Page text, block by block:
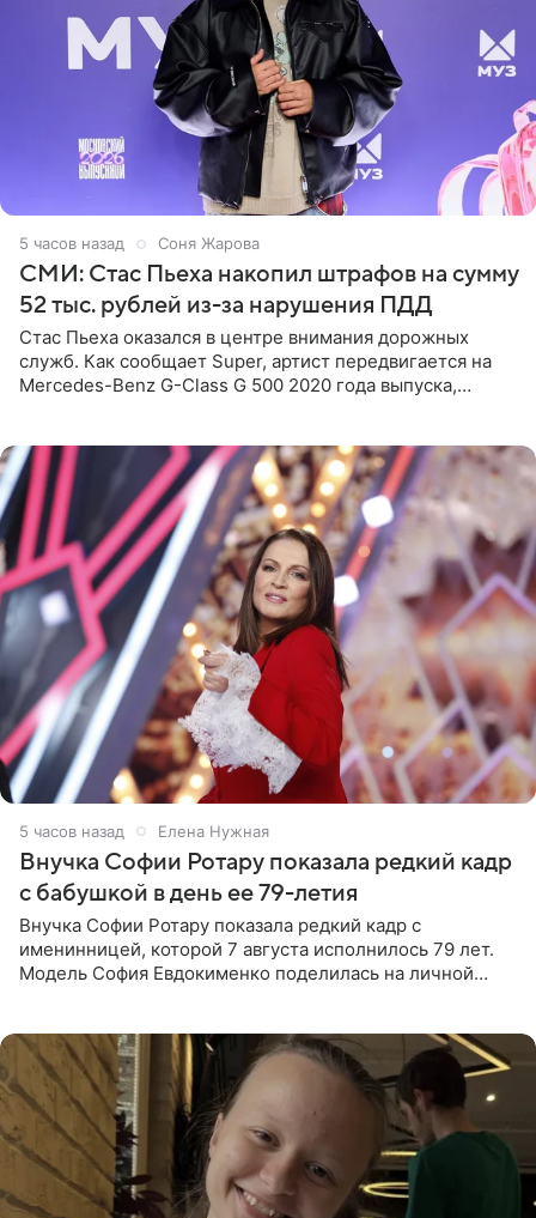
5 часов назад Соня Жарова
СМИ: Стас Пьеха накопил штрафов на сумму
52 тыс. рублей из-за нарушения ПДД
Стас Пьеха оказался в центре внимания дорожных
служб. Как сообщает Super, артист передвигается на
Mercedes-Benz G-Class G 500 2020 года выпуска,
5 часов назад Елена Нужная
Внучка Софии Ротару показала редкий кадр
с бабушкой в день ее 79-летия
Внучка Софии Ротару показала редкий кадр с
именинницей, которой 7 августа исполнилось 79 лет.
Модель София Евдокименко поделилась на личной